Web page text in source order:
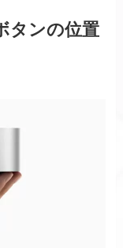
タンの位置